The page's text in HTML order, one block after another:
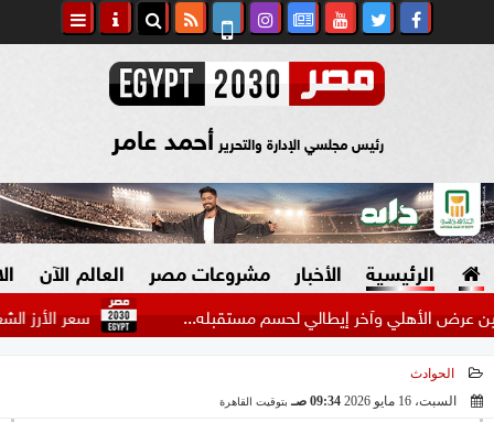
رئيس مجلسي الإدارة والتحرير أحمد عامر
الرئيسية الأخبار
السياسة
مشروعات مصر
صنع في مصر
العالم الآن
سعر الأرز الشعير وآخر إيطالي لحسم مستقبله...
الحوادث
السبت، 16 مايو 2026
09:34 صـ بتوقيت القاهرة